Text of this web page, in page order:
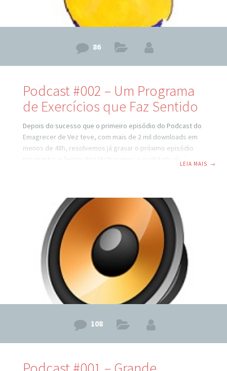
86
Podcast #002 – Um Programa
de Exercícios que Faz Sentido
Depois do sucesso que o primeiro episódio do Podcast do
Emagrecer de Vez teve, com mais de 2 mil downloads em
menos de 48h, resolvemos já gravar o próximo episódio
que faz sentido para quem procura emagrecer de verdade
e sem sofrimento. As 3 peças: Interval Training (treinos
intervalados),
LEIA MAIS →
108